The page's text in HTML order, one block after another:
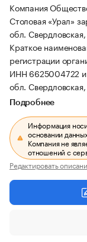
Компания
Столовая «Урал»
обл.
Краткое
регистрации
ИНН 6625004722
обл.
Подробнее
Информация
основании
Компания не
отношений с
Редактировать